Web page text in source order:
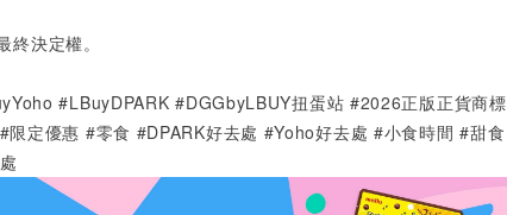
終決定權。
#LBuyDPARK #DGGbyLBUY扭蛋站 #2026正版正貨商標
限定優惠 #零食 #DPARK好去處 #Yoho好去處 #小食時間 #甜食